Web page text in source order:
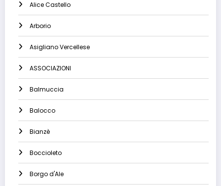
Alice Castello
Arborio
Asigliano Vercellese
ASSOCIAZIONI
Balmuccia
Balocco
Bianzè
Boccioleto
Borgo d'Ale